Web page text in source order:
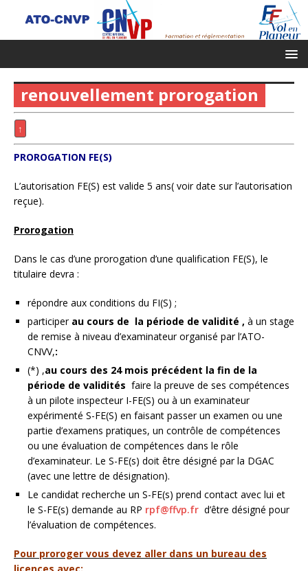
renouvellement prorogation
↑
PROROGATION FE(S)
L’autorisation FE(S) est valide 5 ans( voir date sur l’autorisation
reçue).
Prorogation
Dans le cas d’une prorogation d’une qualification FE(S), le
titulaire devra :
répondre aux conditions du FI(S) ;
participer au cours de la période de validité , à un stage
de remise à niveau d’examinateur organisé par l’ATO-
CNVV,:
(*) ,au cours des 24 mois précédent la fin de la
période de validités faire la preuve de ses compétences
à un pilote inspecteur I-FE(S) ou à un examinateur
expérimenté S-FE(S) en faisant passer un examen ou une
partie d’examens pratiques, un contrôle de compétences
ou une évaluation de compétences dans le rôle
d’examinateur. Le S-FE(s) doit être désigné par la DGAC
(avec une lettre de désignation).
Le candidat recherche un S-FE(s) prend contact avec lui et
le S-FE(s) demande au RP rpf@ffvp.fr d’être désigné pour
l’évaluation de compétences.
Pour proroger vous devez aller dans un bureau des